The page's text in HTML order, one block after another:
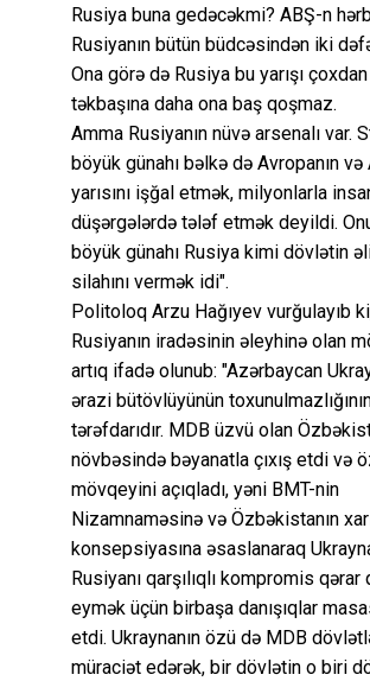
Rusiya buna gedəcəkmi? ABŞ-n
Rusiyanın bütün büdcəsindən iki dəfə
Ona görə də Rusiya bu yarışı
təkbaşına daha ona baş qoşmaz.
Amma Rusiyanın nüvə arsenalı var.
böyük günahı bəlkə də Avropanın və
yarısını işğal etmək, milyonlarla
düşərgələrdə tələf etmək deyildi.
böyük günahı Rusiya kimi dövlətin
silahını vermək idi".
Politoloq Arzu Hağıyev vurğulayıb
Rusiyanın iradəsinin əleyhinə olan
artıq ifadə olunub: "Azərbaycan
ərazi bütövlüyünün
tərəfdarıdır. MDB üzvü olan
növbəsində bəyanatla çıxış etdi və
mövqeyini açıqladı, yəni BMT-nin
Nizamnaməsinə və Özbəkistanın
konsepsiyasına əsaslanaraq
Rusiyanı qarşılıqlı kompromis qərar
eymək üçün birbaşa danışıqlar
etdi. Ukraynanın özü də MDB
müraciət edərək, bir dövlətin o biri